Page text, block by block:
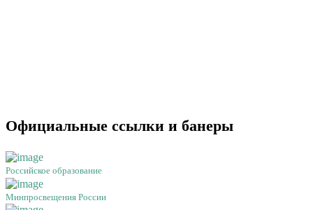
Официальные ссылки и банеры
Российское образование
Минпросвещения России